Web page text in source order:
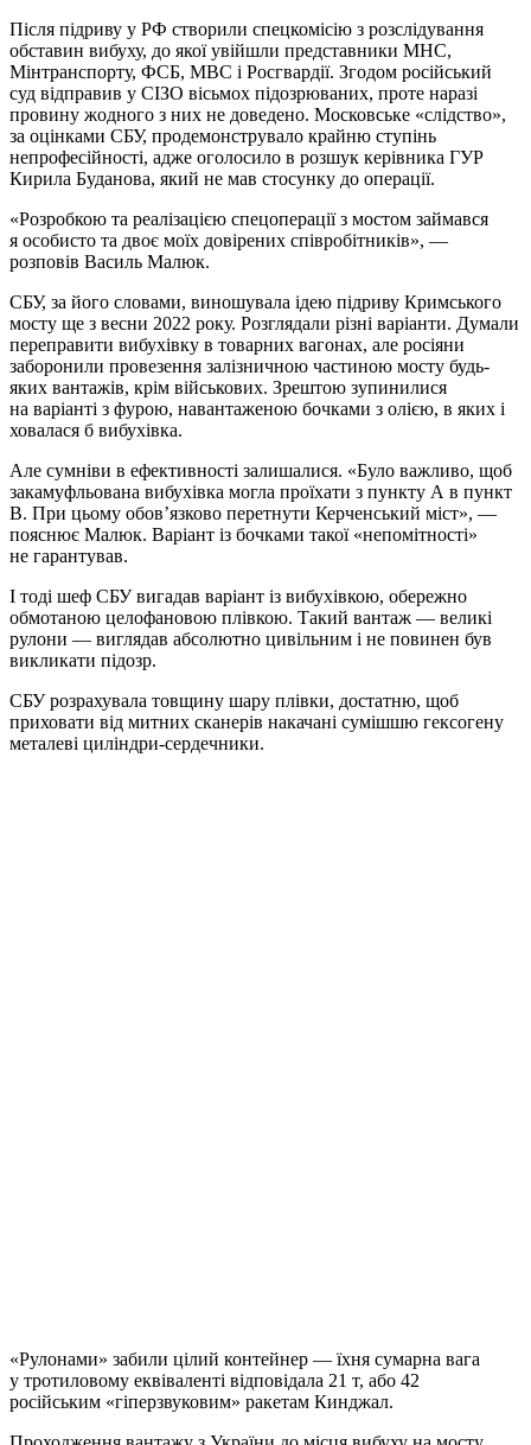
Після підриву у РФ створили спецкомісію з розслідування
обставин вибуху, до якої увійшли представники МНС,
Мінтранспорту, ФСБ, МВС і Росгвардії. Згодом російський
суд відправив у СІЗО вісьмох підозрюваних, проте наразі
провину жодного з них не доведено. Московське «слідство»,
за оцінками СБУ, продемонструвало крайню ступінь
непрофесійності, адже оголосило в розшук керівника ГУР
Кирила Буданова, який не мав стосунку до операції.
«Розробкою та реалізацією спецоперації з мостом займався
я особисто та двоє моїх довірених співробітників», —
розповів Василь Малюк.
СБУ, за його словами, виношувала ідею підриву Кримського
мосту ще з весни 2022 року. Розглядали різні варіанти. Думали
переправити вибухівку в товарних вагонах, але росіяни
заборонили провезення залізничною частиною мосту будь-
яких вантажів, крім військових. Зрештою зупинилися
на варіанті з фурою, навантаженою бочками з олією, в яких і
ховалася б вибухівка.
Але сумніви в ефективності залишалися. «Було важливо, щоб
закамуфльована вибухівка могла проїхати з пункту А в пункт
В. При цьому обов’язково перетнути Керченський міст», —
пояснює Малюк. Варіант із бочками такої «непомітності»
не гарантував.
І тоді шеф СБУ вигадав варіант із вибухівкою, обережно
обмотаною целофановою плівкою. Такий вантаж — великі
рулони — виглядав абсолютно цивільним і не повинен був
викликати підозр.
СБУ розрахувала товщину шару плівки, достатню, щоб
приховати від митних сканерів накачані сумішшю гексогену
металеві циліндри-сердечники.
«Рулонами» забили цілий контейнер — їхня сумарна вага
у тротиловому еквіваленті відповідала 21 т, або 42
російським «гіперзвуковим» ракетам Кин­джал.